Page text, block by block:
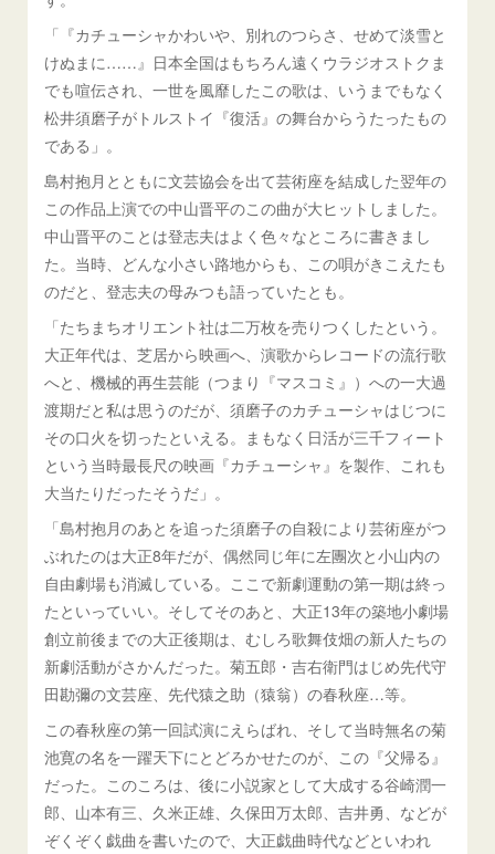
「『カチューシャかわいや、別れのつらさ、せめて淡雪と
けぬまに……』日本全国はもちろん遠くウラジオストクま
でも喧伝され、一世を風靡したこの歌は、いうまでもなく
松井須磨子がトルストイ『復活』の舞台からうたったもの
である」。
島村抱月とともに文芸協会を出て芸術座を結成した翌年の
この作品上演での中山晋平のこの曲が大ヒットしました。
中山晋平のことは登志夫はよく色々なところに書きまし
た。当時、どんな小さい路地からも、この唄がきこえたも
のだと、登志夫の母みつも語っていたとも。
「たちまちオリエント社は二万枚を売りつくしたという。
大正年代は、芝居から映画へ、演歌からレコードの流行歌
へと、機械的再生芸能（つまり『マスコミ』）への一大過
渡期だと私は思うのだが、須磨子のカチューシャはじつに
その口火を切ったといえる。まもなく日活が三千フィート
という当時最長尺の映画『カチューシャ』を製作、これも
大当たりだったそうだ」。
「島村抱月のあとを追った須磨子の自殺により芸術座がつ
ぶれたのは大正8年だが、偶然同じ年に左團次と小山内の
自由劇場も消滅している。ここで新劇運動の第一期は終っ
たといっていい。そしてそのあと、大正13年の築地小劇場
創立前後までの大正後期は、むしろ歌舞伎畑の新人たちの
新劇活動がさかんだった。菊五郎・吉右衛門はじめ先代守
田勘彌の文芸座、先代猿之助（猿翁）の春秋座…等。
この春秋座の第一回試演にえらばれ、そして当時無名の菊
池寛の名を一躍天下にとどろかせたのが、この『父帰る』
だった。このころは、後に小説家として大成する谷崎潤一
郎、山本有三、久米正雄、久保田万太郎、吉井勇、などが
ぞくぞく戯曲を書いたので、大正戯曲時代などといわれ